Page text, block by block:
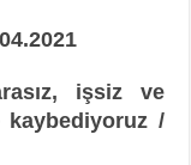
işsiz ve
kaybediyoruz /